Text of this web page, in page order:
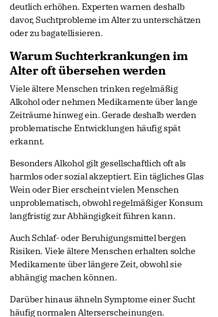
deutlich erhöhen. Experten warnen deshalb
davor, Suchtprobleme im Alter zu unterschätzen
oder zu bagatellisieren.
Warum Suchterkrankungen im
Alter oft übersehen werden
Viele ältere Menschen trinken regelmäßig
Alkohol oder nehmen Medikamente über lange
Zeiträume hinweg ein. Gerade deshalb werden
problematische Entwicklungen häufig spät
erkannt.
Besonders Alkohol gilt gesellschaftlich oft als
harmlos oder sozial akzeptiert. Ein tägliches Glas
Wein oder Bier erscheint vielen Menschen
unproblematisch, obwohl regelmäßiger Konsum
langfristig zur Abhängigkeit führen kann.
Auch Schlaf- oder Beruhigungsmittel bergen
Risiken. Viele ältere Menschen erhalten solche
Medikamente über längere Zeit, obwohl sie
abhängig machen können.
Darüber hinaus ähneln Symptome einer Sucht
häufig normalen Alterserscheinungen.